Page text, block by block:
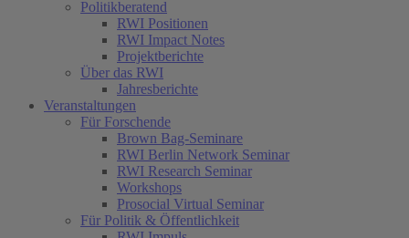
Politikberatend
RWI Positionen
RWI Impact Notes
Projektberichte
Über das RWI
Jahresberichte
Veranstaltungen
Für Forschende
Brown Bag-Seminare
RWI Berlin Network Seminar
RWI Research Seminar
Workshops
Prosocial Virtual Seminar
Für Politik & Öffentlichkeit